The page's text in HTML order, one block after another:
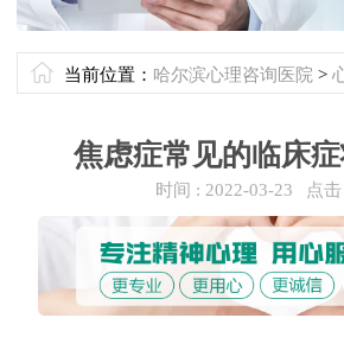
当前位置： 哈尔滨心理咨询医院 >
焦虑症常见的临床
时间 : 2022-03-23 点击